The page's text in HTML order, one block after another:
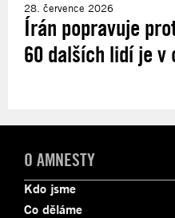
28. července 2026
Írán popravuje
60 dalších lidí je v
O AMNESTY
Kdo jsme
Co děláme